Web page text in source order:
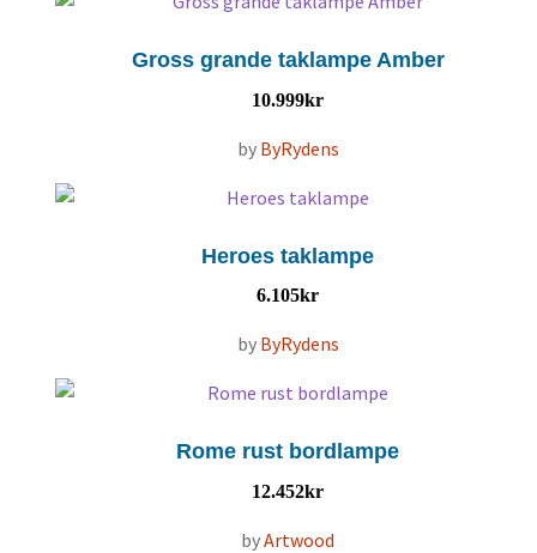
Gross grande taklampe Amber
10.999kr
by ByRydens
Heroes taklampe
6.105kr
by ByRydens
Rome rust bordlampe
12.452kr
byArtwood